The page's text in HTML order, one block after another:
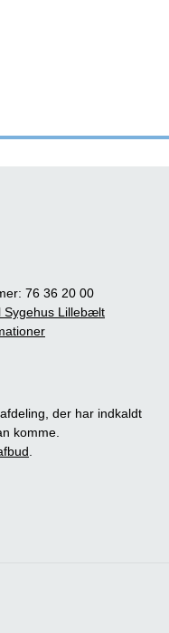
76 36 20 00
Sygehus Lillebælt
der har indkaldt
komme.